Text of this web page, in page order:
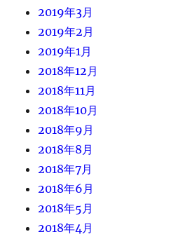
2019年3月
2019年2月
2019年1月
2018年12月
2018年11月
2018年10月
2018年9月
2018年8月
2018年7月
2018年6月
2018年5月
2018年4月